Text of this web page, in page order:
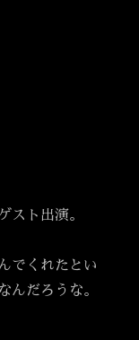
スト出演。
でくれたとい
んだろうな。